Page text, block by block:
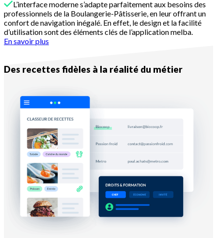
L’interface moderne s’adapte parfaitement aux besoins des
professionnels de la Boulangerie-Pâtisserie, en leur offrant un
confort de navigation inégalé. En effet, le design et la facilité
d’utilisation sont des éléments clés de l’application melba.
En savoir plus
Des recettes fidèles à la réalité du métier